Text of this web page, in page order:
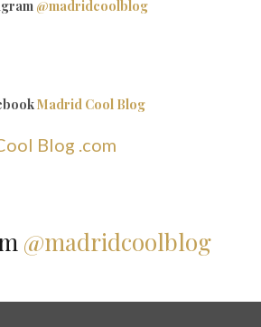
@madridcoolblog
Madrid Cool Blog
Blog .com
@madridcoolblog